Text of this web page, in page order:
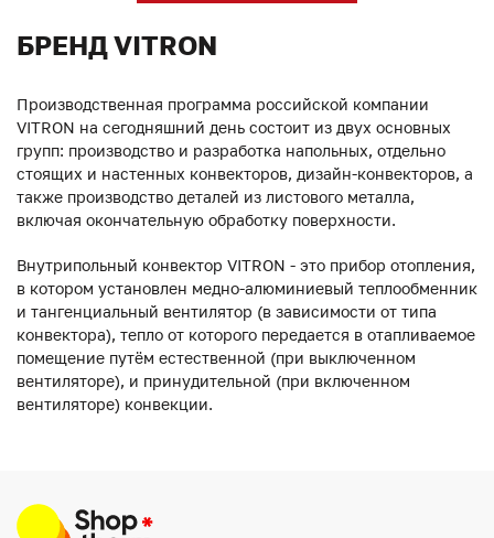
БРЕНД VITRON
Производственная программа российской компании
VITRON на сегодняшний день состоит из двух основных
групп: производство и разработка напольных, отдельно
стоящих и настенных конвекторов, дизайн-конвекторов, а
также производство деталей из листового металла,
включая окончательную обработку поверхности.
Внутрипольный конвектор VITRON - это прибор отопления,
в котором установлен медно-алюминиевый теплообменник
и тангенциальный вентилятор (в зависимости от типа
конвектора), тепло от которого передается в отапливаемое
помещение путём естественной (при выключенном
вентиляторе), и принудительной (при включенном
вентиляторе) конвекции.